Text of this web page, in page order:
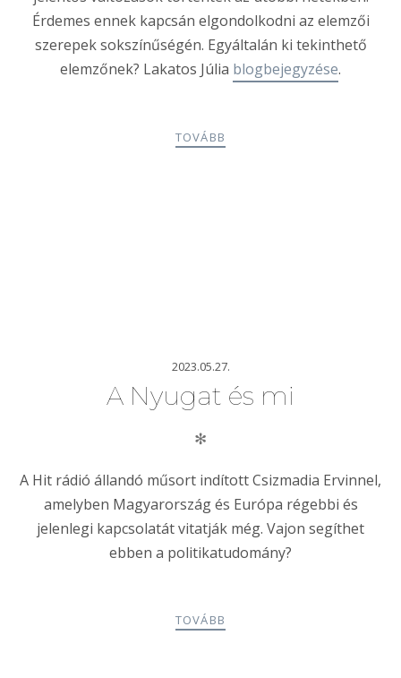
Érdemes ennek kapcsán elgondolkodni az elemzői
szerepek sokszínűségén. Egyáltalán ki tekinthető
elemzőnek? Lakatos Júlia blogbejegyzése.
TOVÁBB
2023.05.27.
A Nyugat és mi
✻
A Hit rádió állandó műsort indított Csizmadia Ervinnel,
amelyben Magyarország és Európa régebbi és
jelenlegi kapcsolatát vitatják még. Vajon segíthet
ebben a politikatudomány?
TOVÁBB